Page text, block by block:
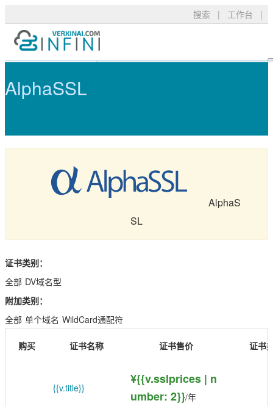
搜索 | 工作台
|
GeoTrust Flex
Thawte
AlphaSSL
TLS/SSL类型
DV域名型
OV企业型
技术支持
数字签名
安全技术
购买配置
SSL检测
购买产品
AlphaSSL
AlphaS
SL
证书类别：
全部 DV域名型
附加类别：
全部 单个域名 WildCard通配符
购买 证书名称 证书售价 证书
{{v.title}}
¥{{v.sslprices | n
umber: 2}}/年